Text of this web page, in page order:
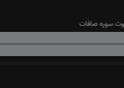
سوره صافات